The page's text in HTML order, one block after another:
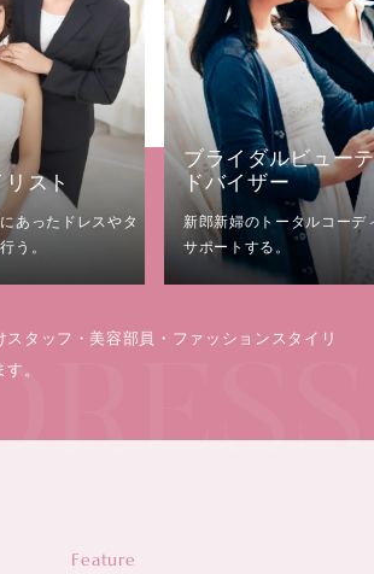
スト
あったドレスやタ
う。
ブライダルビュー
ドバイザー
新郎新婦のトータルコーデ
サポートする。
タッフ・美容部員・ファッションスタイリ
。
Feature